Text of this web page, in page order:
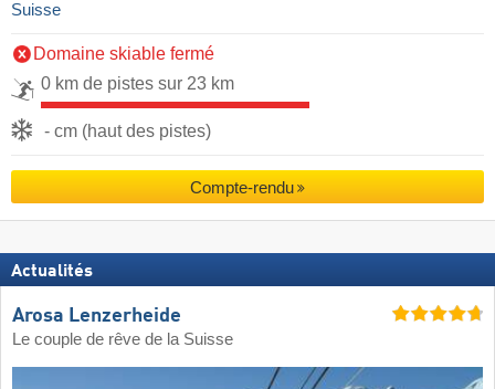
Suisse
Domaine skiable fermé
0 km de pistes sur 23 km
- cm (haut des pistes)
Compte-rendu
Actualités
Arosa Lenzerheide
Le couple de rêve de la Suisse